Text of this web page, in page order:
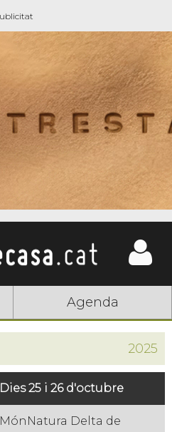
Agenda
2025
Dies 25 i 26 d'octubre
MónNatura Delta de